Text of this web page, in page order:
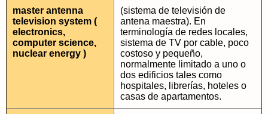
master antenna
television system (
electronics,
computer science,
nuclear energy )
(sistema de televisión de
antena maestra). En
terminología de redes locales,
sistema de TV por cable, poco
costoso y pequeño,
normalmente limitado a uno o
dos edificios tales como
hospitales, librerías, hoteles o
casas de apartamentos.